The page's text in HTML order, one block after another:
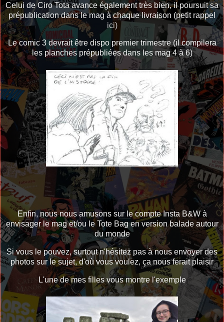
Celui de Ciro Tota avance également très bien, il poursuit sa
prépublication dans le mag à chaque livraison (petit rappel
ici)
Le comic 3 devrait être dispo premier trimestre (il compilera
les planches prépubliées dans les mag 4 à 6)
Enfin, nous nous amusons sur le compte Insta B&W à
envisager le mag et/ou le Tote Bag en version balade autour
du monde
Si vous le pouvez, surtout n'hésitez pas à nous envoyer des
photos sur le sujet, d'où vous voulez, ça nous ferait plaisir
L'une de mes filles vous montre l'exemple